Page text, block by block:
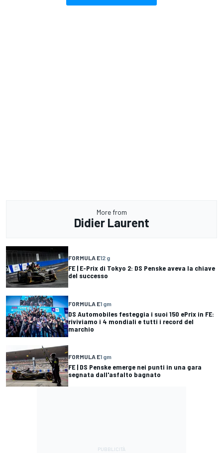
More from
Didier Laurent
FORMULA E12 g
FE | E-Prix di Tokyo 2: DS Penske aveva la chiave
del successo
FORMULA E1 gm
DS Automobiles festeggia i suoi 150 ePrix in FE:
riviviamo i 4 mondiali e tutti i record del
marchio
FORMULA E1 gm
FE | DS Penske emerge nei punti in una gara
segnata dall'asfalto bagnato